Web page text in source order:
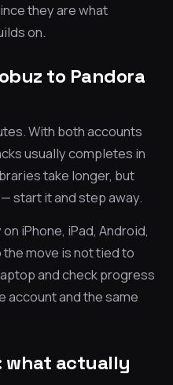
they are what
on.
to Pandora
With both accounts
usually completes in
take longer, but
start it and step away.
iPhone, iPad, Android,
the move is not tied to
and check progress
account and the same
what actually